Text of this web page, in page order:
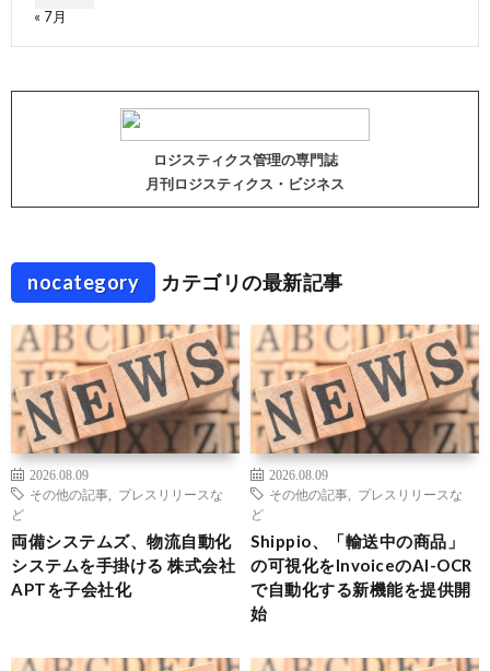
« 7月
ロジスティクス管理の専門誌
月刊ロジスティクス・ビジネス
nocategory カテゴリの最新記事
2026.08.09
その他の記事
プレスリリースな
ど
両備システムズ、物流自動化
システムを手掛ける 株式会社
APTを子会社化
2026.08.09
その他の記事
プレスリリースな
ど
Shippio、「輸送中の商品」
の可視化をInvoiceのAI-OCR
で自動化する新機能を提供開
始